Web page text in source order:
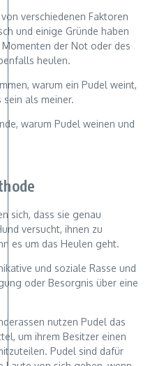
verschiedenen Faktoren
und einige Gründe haben
der Not oder des
heulen.
warum ein Pudel weint,
sein als meiner.
warum Pudel weinen und
sich, dass sie genau
versucht, ihnen zu
es um das Heulen geht.
und soziale Rasse und
oder Besorgnis über eine
nutzen Pudel das
um ihrem Besitzer einen
Pudel sind dafür